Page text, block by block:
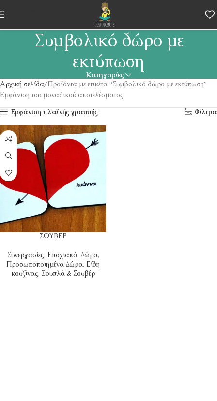
Skip to navigation
Skip to main content
Συμβολικό δώρο με
εκτύπωση
Κατηγορίες
Αρχική σελίδα Προϊόντα με ετικέτα “Συμβολικό δώρο με εκτύπωση”
Εμφάνιση του μοναδικού αποτελέσματος
Εμφάνιση πλαϊνής γραμμής
Φίλτρα
ΣΟΥΒΕΡ
Συνεργασίες, Εποχιακά, Δώρα,
Προσωποποιημένα Δώρα, Είδη
κουζίνας, Σουπλά & Σουβέρ